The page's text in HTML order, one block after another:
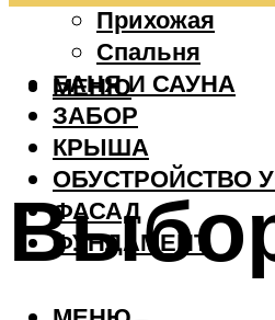
Прихожая
Спальня
БАНЯ И САУНА
ЗАБОР
КРЫША
ОБУСТРОЙСТВО
ФАСАД
ФУНДАМЕНТ
МЕНЮ